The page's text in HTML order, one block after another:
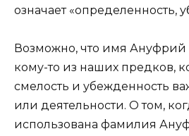
означает «определенность,
Возможно, что имя
кому-то из наших предков,
смелость и убежденность
или деятельности. О том,
использована фамилия